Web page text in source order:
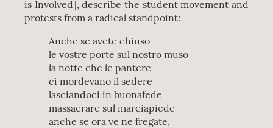
is Involved], describe the student movement and
protests from a radical standpoint:
Anche se avete chiuso
le vostre porte sul nostro muso
la notte che le pantere
ci mordevano il sedere
lasciandoci in buonafede
massacrare sul marciapiede
anche se ora ve ne fregate,